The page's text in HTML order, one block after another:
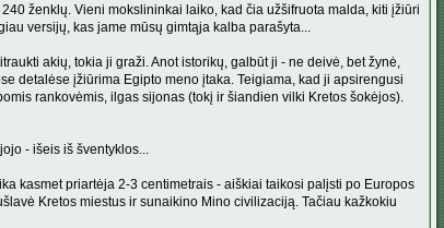
ženklų. Vieni mokslininkai laiko, kad čia užšifruota malda, kiti įžiūri
versijų, kas jame mūsų gimtąja kalba parašyta...
akių, tokia ji graži. Anot istorikų, galbūt ji - ne deivė, bet žynė,
detalėse įžiūrima Egipto meno įtaka. Teigiama, kad ji apsirengusi
rankovėmis, ilgas sijonas (tokį ir šiandien vilki Kretos šokėjos).
- išeis iš šventyklos...
kasmet priartėja 2-3 centimetrais - aiškiai taikosi palįsti po Europos
Kretos miestus ir sunaikino Mino civilizaciją. Tačiau kažkokiu